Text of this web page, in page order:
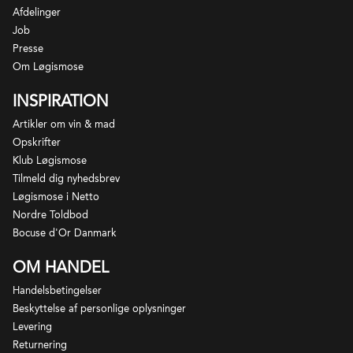
Afdelinger
Job
Presse
Om Løgismose
INSPIRATION
Artikler om vin & mad
Opskrifter
Klub Løgismose
Tilmeld dig nyhedsbrev
Løgismose i Netto
Nordre Toldbod
Bocuse d'Or Danmark
OM HANDEL
Handelsbetingelser
Beskyttelse af personlige oplysninger
Levering
Returnering